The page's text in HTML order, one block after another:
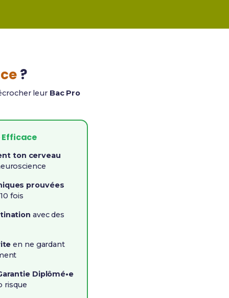
?
leur Bac Pro
ton cerveau
prouvées
fois
avec des
en ne gardant
Diplômé•e
risque